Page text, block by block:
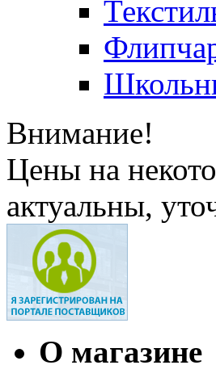
Внимание!
Цены на
актуальны,
О магазине